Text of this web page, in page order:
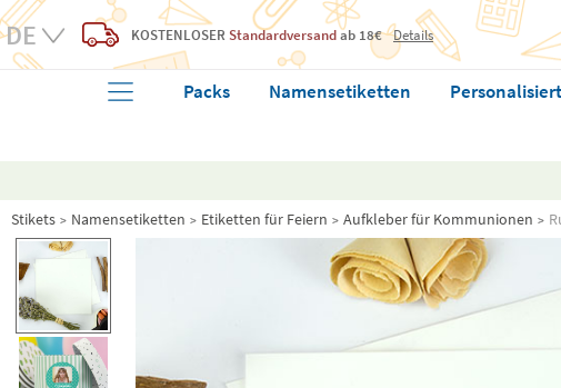
KOSTENLOSER Standardversandab 18€ Details
Packs Namensetiketten
Stikets Namensetiketten Etiketten für Feiern Aufkleber für Kommunionen